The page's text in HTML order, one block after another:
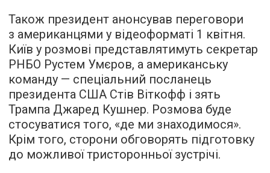
Також президент анонсував переговори
з американцями у відеоформаті 1 квітня.
Київ у розмові представлятимуть секретар
РНБО Рустем Умєров, а американську
команду — спеціальний посланець
президента США Стів Віткофф і зять
Трампа Джаред Кушнер. Розмова буде
стосуватися того, «де ми знаходимося».
Крім того, сторони обговорять підготовку
до можливої тристоронньої зустрічі.